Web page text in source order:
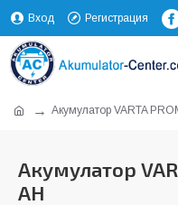
Вход Регистрация
Акумулатор VARTA
Акумулатор
AH